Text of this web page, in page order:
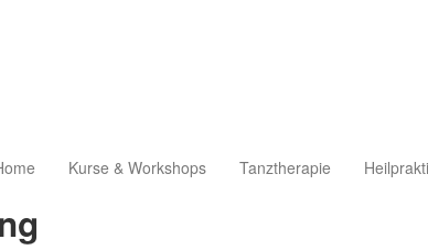
Kurse & Workshops Tanztherapie